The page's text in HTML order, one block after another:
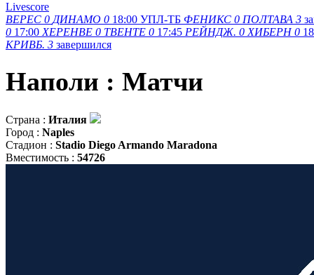
Livescore
ВЕРЕС 0 ДИНАМО 0 18:00 УПЛ-ТБ ФЕНИКС 0 ПОЛТАВА 3
0 17:00 ХЕРЕНВЕ 0 ТВЕНТЕ 0 17:45 РЕЙНДЖ. 0 ХИБЕРН 0
КРИВБ. 3 завершился
Наполи : Матчи
Страна : Италия
Город : Naples
Стадион : Stadio Diego Armando Maradona
Вместимость : 54726